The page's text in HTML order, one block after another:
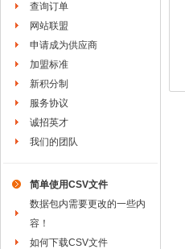
查询订单
网站联盟
申请成为供应商
加盟标准
新积分制
服务协议
诚招英才
我们的团队
简单使用CSV文件
数据包内需要更改的一些内
容！
如何下载CSV文件